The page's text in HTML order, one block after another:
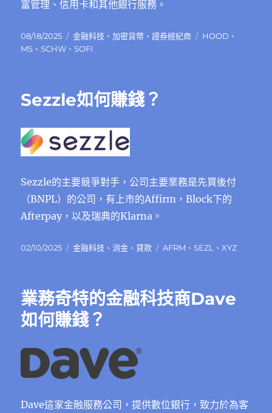
富管理、信用卡和其他銀行服務。
發
佈
08/18/2025
分
類
金融科技 、加密貨幣 、證券經紀商
標
HOOD 、
MS 、SCHW 、SOFI
Sezzle如何賺錢？
Sezzle的主要競爭對手，公司主要業務是先買後付
（BNPL）的公司，有上市的Affirm，Block下的
Afterpay，以及瑞典的Klarna。
發
02/10/2025
分
金融科技 、消金 、貸款
標
AFRM 、SEZL 、XYZ
業務奇特的金融科技商Dave
如何賺錢？
Dave這家金融服務公司，提供數位銀行，致力於為客